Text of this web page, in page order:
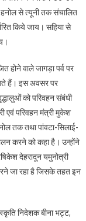
से त्यूनी तक संचालित
किये जाय। सहिया से
होने वाले जागड़ा पर्व पर
हैं। इस अवसर पर
को परिवहन संबंधी
एवं परिवहन मंत्री मुकेश
तक तथा पांवटा-सिलाई-
करने को कहा है। उन्होंने
देहरादून यमुनोत्री
जा रहा है जिसके तहत इन
निदेशक बीना भट्ट,